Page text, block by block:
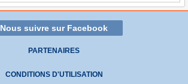
Nous suivre sur Facebook
PARTENAIRES
CONDITIONS D'UTILISATION